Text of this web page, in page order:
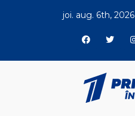
joi. aug. 6th, 2026